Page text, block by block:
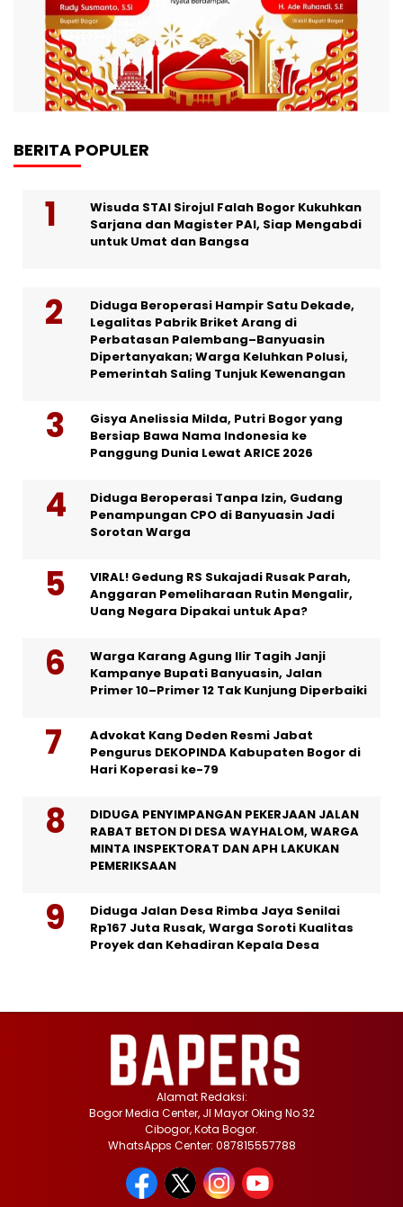
BERITA POPULER
Wisuda STAI Sirojul Falah Bogor Kukuhkan
Sarjana dan Magister PAI, Siap Mengabdi
untuk Umat dan Bangsa
Diduga Beroperasi Hampir Satu Dekade,
Legalitas Pabrik Briket Arang di
Perbatasan Palembang–Banyuasin
Dipertanyakan; Warga Keluhkan Polusi,
Pemerintah Saling Tunjuk Kewenangan
Gisya Anelissia Milda, Putri Bogor yang
Bersiap Bawa Nama Indonesia ke
Panggung Dunia Lewat ARICE 2026
Diduga Beroperasi Tanpa Izin, Gudang
Penampungan CPO di Banyuasin Jadi
Sorotan Warga
VIRAL! Gedung RS Sukajadi Rusak Parah,
Anggaran Pemeliharaan Rutin Mengalir,
Uang Negara Dipakai untuk Apa?
Warga Karang Agung Ilir Tagih Janji
Kampanye Bupati Banyuasin, Jalan
Primer 10–Primer 12 Tak Kunjung Diperbaiki
Advokat Kang Deden Resmi Jabat
Pengurus DEKOPINDA Kabupaten Bogor di
Hari Koperasi ke-79
DIDUGA PENYIMPANGAN PEKERJAAN JALAN
RABAT BETON DI DESA WAYHALOM, WARGA
MINTA INSPEKTORAT DAN APH LAKUKAN
PEMERIKSAAN
Diduga Jalan Desa Rimba Jaya Senilai
Rp167 Juta Rusak, Warga Soroti Kualitas
Proyek dan Kehadiran Kepala Desa
Alamat Redaksi:
Bogor Media Center, Jl Mayor Oking No 32
Cibogor, Kota Bogor.
WhatsApps Center: 087815557788